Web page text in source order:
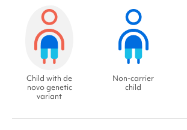
Child with de
novo genetic
variant
Non-carrier
child